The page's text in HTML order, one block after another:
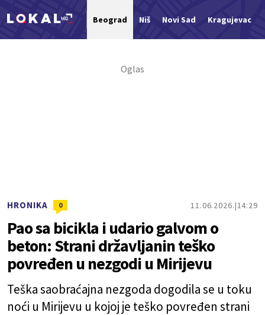
Beograd Niš Novi Sad Kragujevac
HRONIKA 0 11.06.2026. 14:29
Pao sa bicikla i udario galvom o
beton: Strani državljanin teško
povređen u nezgodi u Mirijevu
Teška saobraćajna nezgoda dogodila se u toku
noći u Mirijevu u kojoj je teško povređen strani